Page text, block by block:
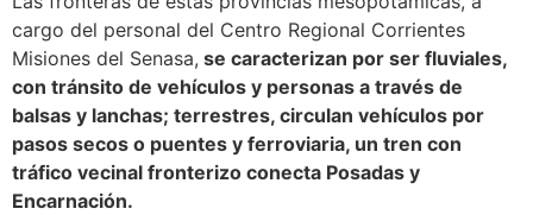
cargo del personal del Centro Regional Corrientes
Misiones del Senasa, se caracterizan por ser fluviales,
con tránsito de vehículos y personas a través de
balsas y lanchas; terrestres, circulan vehículos por
pasos secos o puentes y ferroviaria, un tren con
tráfico vecinal fronterizo conecta Posadas y
Encarnación.